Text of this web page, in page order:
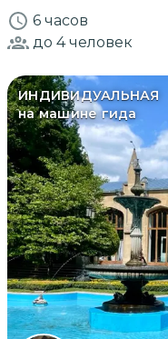
6 часов
до 4человек
ИНДИВИДУАЛЬНАЯ
на машине гида